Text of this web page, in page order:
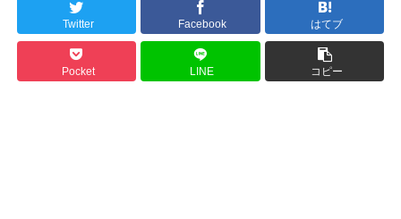
Twitter Facebook はてブ
Pocket LINE コピー